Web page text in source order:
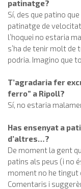
patinatge?
Sí, des que patino
patinatge de
l’hoquei no estaria
s’ha de tenir molt de
podria. Imagino que
T’agradaria fer
ferro” a Ripoll?
Sí, no estaria
Has ensenyat a
d’altres…?
De moment la gent
patins als peus (i no
moment no he
Comentaris i